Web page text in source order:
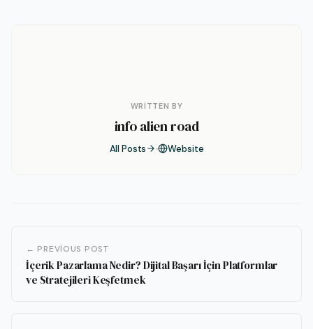
WRITTEN BY
info alien road
All Posts Website
← PREVIOUS POST
İçerik Pazarlama Nedir? Dijital Başarı İçin Platformlar
ve Stratejileri Keşfetmek